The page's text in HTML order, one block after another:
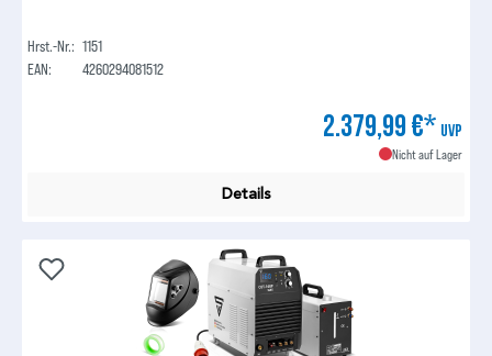
Hrst.-Nr.: 1151
EAN:
4260294081512
2.379,99 €* UVP
Nicht auf Lager
Details